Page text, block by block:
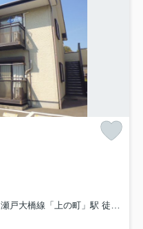
瀬戸大橋線「上の町」駅 徒歩27分